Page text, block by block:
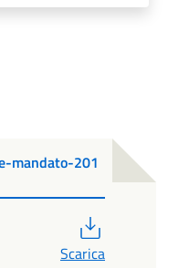
mandato-201
Scarica